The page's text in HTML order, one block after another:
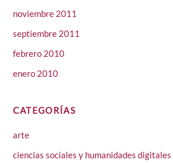
noviembre 2011
septiembre 2011
febrero 2010
enero 2010
CATEGORÍAS
arte
ciencias sociales y humanidades digitales